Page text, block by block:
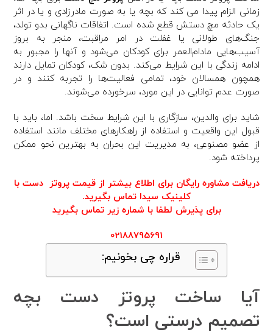
زمانی الزام پیدا می کند که بچه یا به صورت مادرزادی و یا در اثر
یک حادثه مچ دستش قطع شده است. اتفاقات ناگهانی بدو تولد،
جنگ‌های طولانی یا غفلت در امر مراقبت، منجر به بروز
آسیب‌هایی مادام‌العمر برای کودکان می‌شود و آنها را مجبور به
ادامه زندگی با این شرایط می‌کند. بدون شک، کودکان تمایل دارند
همچون همسالان خود، تمامی فعالیت‌ها را تجربه کنند و در
صورت عدم توانایی در این مورد، سرخورده می‌شوند.
شاید برای والدین، سازگاری با این شرایط سخت باشد. اما، باید با
قبول این واقعیت و استفاده از راهکارهای مختلف مانند استفاده
از عضو مصنوعی، به مدیریت این بحران به بهترین نحو ممکن
پرداخته شود.
دریافت مشاوره رایگان برای اطلاع بیشتر از قیمت پروتز دست با
کلینیک سیدا تماس بگیرید.
برای پذیرش لطفا با شماره زیر تماس بگیرید
02188795691
قراره چی بخونیم:
آیا ساخت پروتز دست بچه
تصمیم درستی است؟